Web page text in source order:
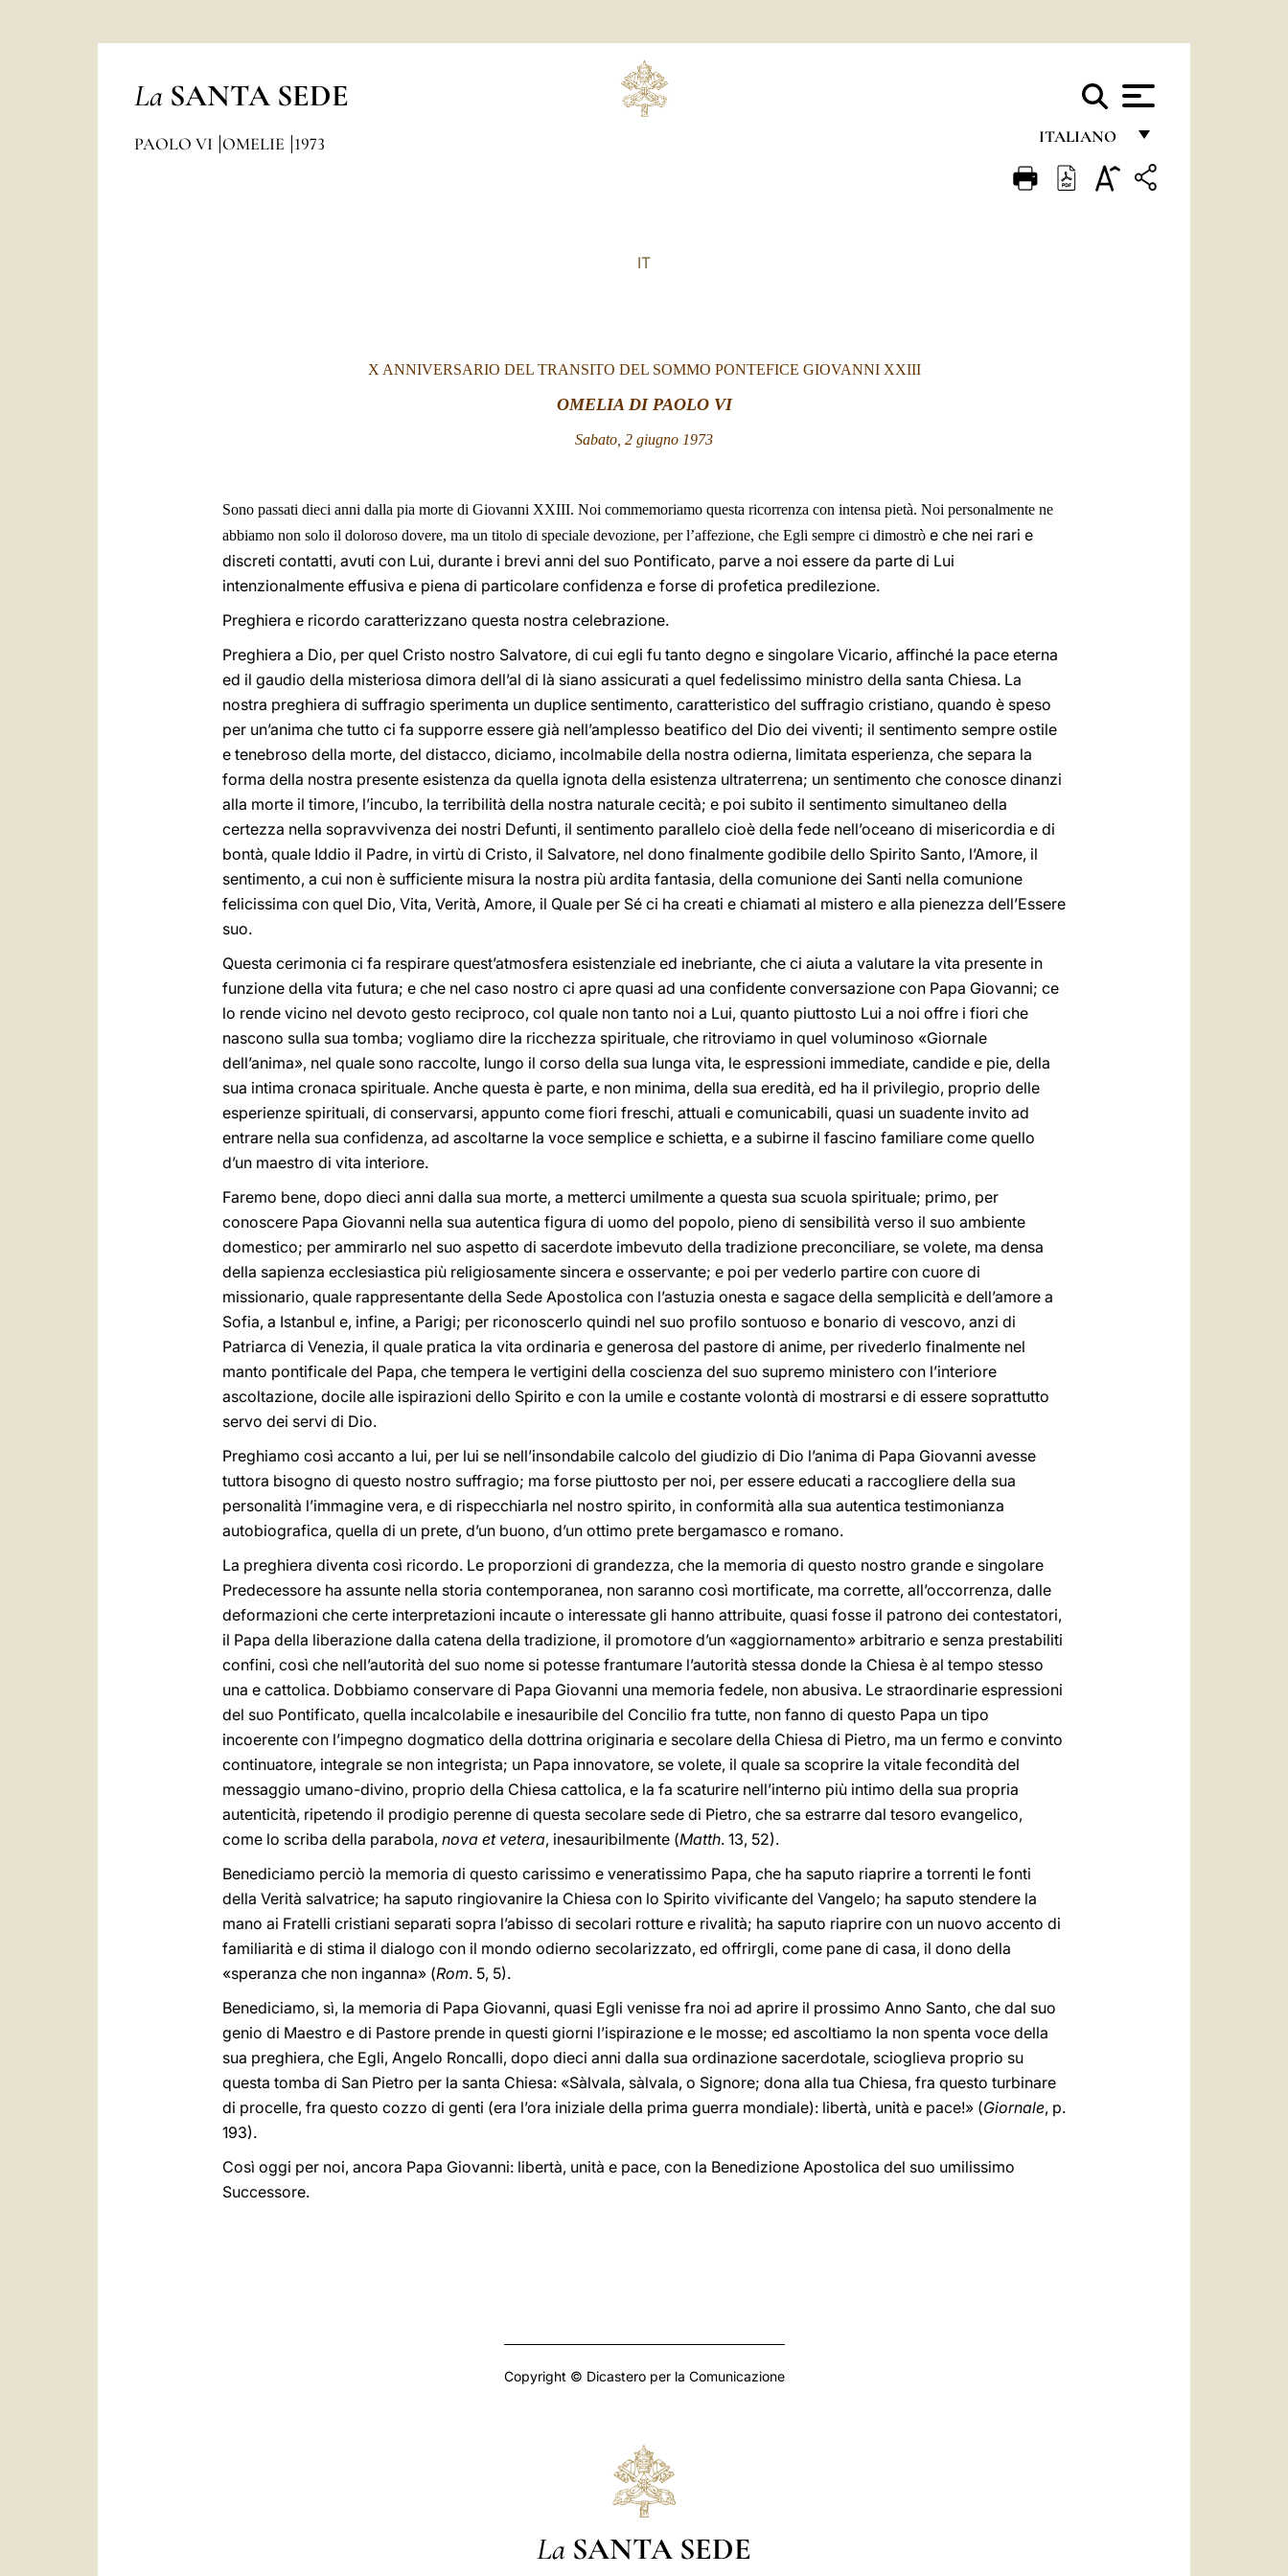
La SANTA SEDE
ITALIANO
FRANÇAIS
LATINE
PAOLO VI OMELIE 1973
IT
X ANNIVERSARIO DEL TRANSITO DEL SOMMO PONTEFICE GIOVANNI XXIII
OMELIA DI PAOLO VI
Sabato, 2 giugno 1973
Sono passati dieci anni dalla pia morte di Giovanni XXIII. Noi commemoriamo questa ricorrenza con intensa pietà. Noi personalmente ne
abbiamo non solo il doloroso dovere, ma un titolo di speciale devozione, per l’affezione, che Egli sempre ci dimostrò e che nei rari e
discreti contatti, avuti con Lui, durante i brevi anni del suo Pontificato, parve a noi essere da parte di Lui
intenzionalmente effusiva e piena di particolare confidenza e forse di profetica predilezione.
Preghiera e ricordo caratterizzano questa nostra celebrazione.
Preghiera a Dio, per quel Cristo nostro Salvatore, di cui egli fu tanto degno e singolare Vicario, affinché la pace eterna
ed il gaudio della misteriosa dimora dell’al di là siano assicurati a quel fedelissimo ministro della santa Chiesa. La
nostra preghiera di suffragio sperimenta un duplice sentimento, caratteristico del suffragio cristiano, quando è speso
per un’anima che tutto ci fa supporre essere già nell’amplesso beatifico del Dio dei viventi; il sentimento sempre ostile
e tenebroso della morte, del distacco, diciamo, incolmabile della nostra odierna, limitata esperienza, che separa la
forma della nostra presente esistenza da quella ignota della esistenza ultraterrena; un sentimento che conosce dinanzi
alla morte il timore, l’incubo, la terribilità della nostra naturale cecità; e poi subito il sentimento simultaneo della
certezza nella sopravvivenza dei nostri Defunti, il sentimento parallelo cioè della fede nell’oceano di misericordia e di
bontà, quale Iddio il Padre, in virtù di Cristo, il Salvatore, nel dono finalmente godibile dello Spirito Santo, l’Amore, il
sentimento, a cui non è sufficiente misura la nostra più ardita fantasia, della comunione dei Santi nella comunione
felicissima con quel Dio, Vita, Verità, Amore, il Quale per Sé ci ha creati e chiamati al mistero e alla pienezza dell’Essere
suo.
Questa cerimonia ci fa respirare quest’atmosfera esistenziale ed inebriante, che ci aiuta a valutare la vita presente in
funzione della vita futura; e che nel caso nostro ci apre quasi ad una confidente conversazione con Papa Giovanni; ce
lo rende vicino nel devoto gesto reciproco, col quale non tanto noi a Lui, quanto piuttosto Lui a noi offre i fiori che
nascono sulla sua tomba; vogliamo dire la ricchezza spirituale, che ritroviamo in quel voluminoso «Giornale
dell’anima», nel quale sono raccolte, lungo il corso della sua lunga vita, le espressioni immediate, candide e pie, della
sua intima cronaca spirituale. Anche questa è parte, e non minima, della sua eredità, ed ha il privilegio, proprio delle
esperienze spirituali, di conservarsi, appunto come fiori freschi, attuali e comunicabili, quasi un suadente invito ad
entrare nella sua confidenza, ad ascoltarne la voce semplice e schietta, e a subirne il fascino familiare come quello
d’un maestro di vita interiore.
Faremo bene, dopo dieci anni dalla sua morte, a metterci umilmente a questa sua scuola spirituale; primo, per
conoscere Papa Giovanni nella sua autentica figura di uomo del popolo, pieno di sensibilità verso il suo ambiente
domestico; per ammirarlo nel suo aspetto di sacerdote imbevuto della tradizione preconciliare, se volete, ma densa
della sapienza ecclesiastica più religiosamente sincera e osservante; e poi per vederlo partire con cuore di
missionario, quale rappresentante della Sede Apostolica con l’astuzia onesta e sagace della semplicità e dell’amore a
Sofia, a Istanbul e, infine, a Parigi; per riconoscerlo quindi nel suo profilo sontuoso e bonario di vescovo, anzi di
Patriarca di Venezia, il quale pratica la vita ordinaria e generosa del pastore di anime, per rivederlo finalmente nel
manto pontificale del Papa, che tempera le vertigini della coscienza del suo supremo ministero con l’interiore
ascoltazione, docile alle ispirazioni dello Spirito e con la umile e costante volontà di mostrarsi e di essere soprattutto
servo dei servi di Dio.
Preghiamo così accanto a lui, per lui se nell’insondabile calcolo del giudizio di Dio l’anima di Papa Giovanni avesse
tuttora bisogno di questo nostro suffragio; ma forse piuttosto per noi, per essere educati a raccogliere della sua
personalità l’immagine vera, e di rispecchiarla nel nostro spirito, in conformità alla sua autentica testimonianza
autobiografica, quella di un prete, d’un buono, d’un ottimo prete bergamasco e romano.
La preghiera diventa così ricordo. Le proporzioni di grandezza, che la memoria di questo nostro grande e singolare
Predecessore ha assunte nella storia contemporanea, non saranno così mortificate, ma corrette, all’occorrenza, dalle
deformazioni che certe interpretazioni incaute o interessate gli hanno attribuite, quasi fosse il patrono dei contestatori,
il Papa della liberazione dalla catena della tradizione, il promotore d’un «aggiornamento» arbitrario e senza prestabiliti
confini, così che nell’autorità del suo nome si potesse frantumare l’autorità stessa donde la Chiesa è al tempo stesso
una e cattolica. Dobbiamo conservare di Papa Giovanni una memoria fedele, non abusiva. Le straordinarie espressioni
del suo Pontificato, quella incalcolabile e inesauribile del Concilio fra tutte, non fanno di questo Papa un tipo
incoerente con l’impegno dogmatico della dottrina originaria e secolare della Chiesa di Pietro, ma un fermo e convinto
continuatore, integrale se non integrista; un Papa innovatore, se volete, il quale sa scoprire la vitale fecondità del
messaggio umano-divino, proprio della Chiesa cattolica, e la fa scaturire nell’interno più intimo della sua propria
autenticità, ripetendo il prodigio perenne di questa secolare sede di Pietro, che sa estrarre dal tesoro evangelico,
come lo scriba della parabola, nova et vetera, inesauribilmente (Matth. 13, 52).
Benediciamo perciò la memoria di questo carissimo e veneratissimo Papa, che ha saputo riaprire a torrenti le fonti
della Verità salvatrice; ha saputo ringiovanire la Chiesa con lo Spirito vivificante del Vangelo; ha saputo stendere la
mano ai Fratelli cristiani separati sopra l’abisso di secolari rotture e rivalità; ha saputo riaprire con un nuovo accento di
familiarità e di stima il dialogo con il mondo odierno secolarizzato, ed offrirgli, come pane di casa, il dono della
«speranza che non inganna» (Rom. 5, 5).
Benediciamo, sì, la memoria di Papa Giovanni, quasi Egli venisse fra noi ad aprire il prossimo Anno Santo, che dal suo
genio di Maestro e di Pastore prende in questi giorni l’ispirazione e le mosse; ed ascoltiamo la non spenta voce della
sua preghiera, che Egli, Angelo Roncalli, dopo dieci anni dalla sua ordinazione sacerdotale, scioglieva proprio su
questa tomba di San Pietro per la santa Chiesa: «Sàlvala, sàlvala, o Signore; dona alla tua Chiesa, fra questo turbinare
di procelle, fra questo cozzo di genti (era l’ora iniziale della prima guerra mondiale): libertà, unità e pace!» (Giornale, p.
193).
Così oggi per noi, ancora Papa Giovanni: libertà, unità e pace, con la Benedizione Apostolica del suo umilissimo
Successore.
Copyright © Dicastero per la Comunicazione
La SANTA SEDE